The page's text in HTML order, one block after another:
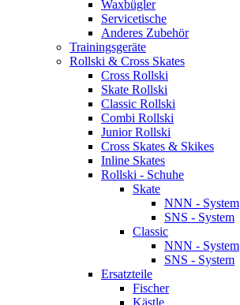
Waxbügler
Servicetische
Anderes Zubehör
Trainingsgeräte
Rollski & Cross Skates
Cross Rollski
Skate Rollski
Classic Rollski
Combi Rollski
Junior Rollski
Cross Skates & Skikes
Inline Skates
Rollski - Schuhe
Skate
NNN - System
SNS - System
Classic
NNN - System
SNS - System
Ersatzteile
Fischer
Kästle